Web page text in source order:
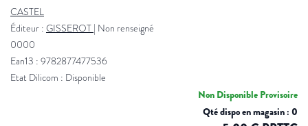
CASTEL
Éditeur : GISSEROT | Non renseigné
0000
Ean13 : 9782877477536
Etat Dilicom : Disponible
Non Disponible Provisoire
Qté dispo en magasin : 0